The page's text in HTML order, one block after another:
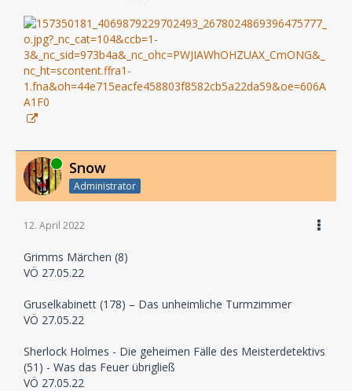
Online Snow
Administrator
12. April 2022
Grimms Märchen (8)
VÖ 27.05.22
Gruselkabinett (178) – Das unheimliche Turmzimmer
VÖ 27.05.22
Sherlock Holmes - Die geheimen Fälle des Meisterdetektivs
(51) - Was das Feuer übrigließ
VÖ 27.05.22